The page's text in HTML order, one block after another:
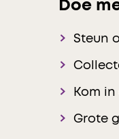
Doe
Steun
Kom
Grote